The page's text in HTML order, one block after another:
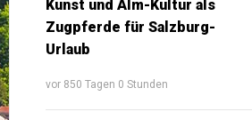
Kunst und Alm-Kultur als
Zugpferde für Salzburg-
Urlaub
vor 850 Tagen 0 Stunden